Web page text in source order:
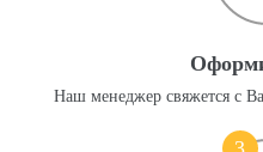
Наш менеджер свяжется с